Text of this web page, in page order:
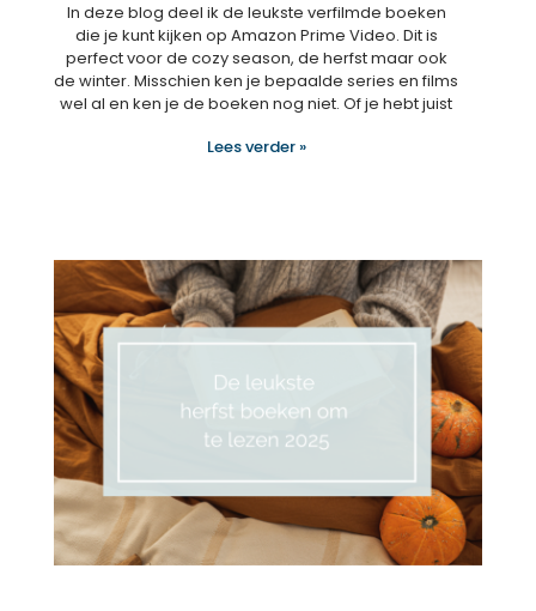
In deze blog deel ik de leukste verfilmde boeken
die je kunt kijken op Amazon Prime Video. Dit is
perfect voor de cozy season, de herfst maar ook
de winter. Misschien ken je bepaalde series en films
wel al en ken je de boeken nog niet. Of je hebt juist
Lees verder »